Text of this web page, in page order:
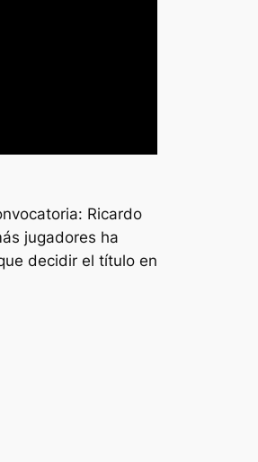
Ricardo
jugadores ha
decidir el título en